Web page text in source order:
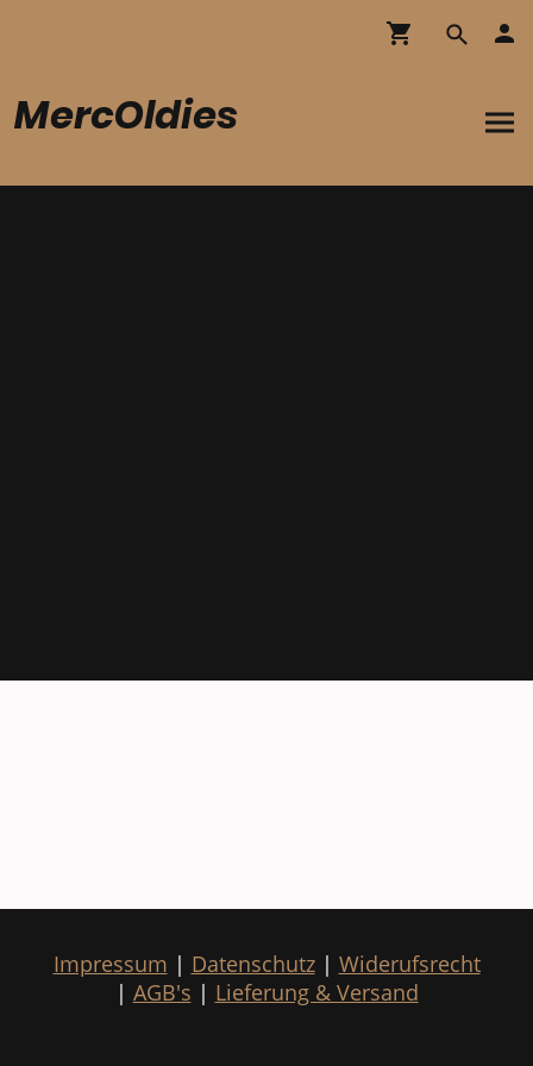
MercOldies
Impressum | Datenschutz| Widerufsrecht
| AGB's | Lieferung & Versand